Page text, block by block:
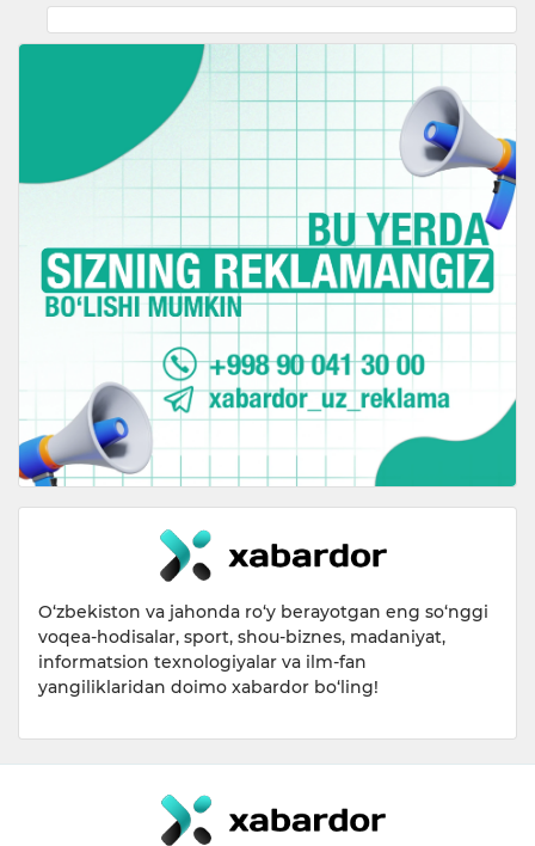
O‘zbekiston va jahonda ro‘y berayotgan eng so‘nggi
voqea-hodisalar, sport, shou-biznes, madaniyat,
informatsion texnologiyalar va ilm-fan
yangiliklaridan doimo xabardor bo‘ling!